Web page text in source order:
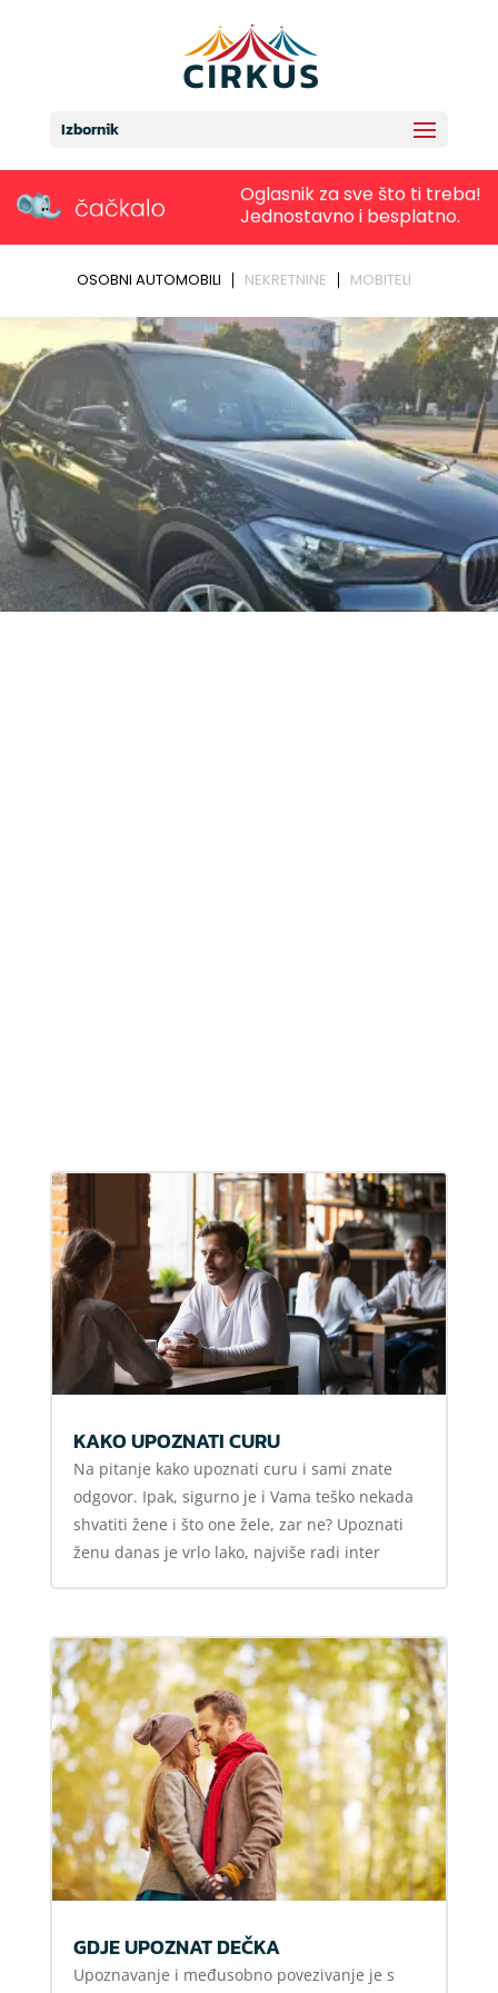
Izbornik
KAKO UPOZNATI CURU
Na pitanje kako upoznati curu i sami znate
odgovor. Ipak, sigurno je i Vama teško nekada
shvatiti žene i što one žele, zar ne? Upoznati
ženu danas je vrlo lako, najviše radi inter
GDJE UPOZNAT DEČKA
Upoznavanje i međusobno povezivanje je s